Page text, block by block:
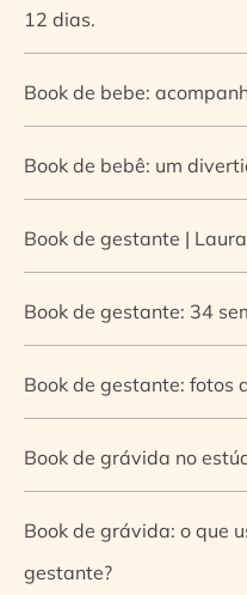
12 dias.
Book de bebe:
Book de bebê: um
Book de gestante |
Book de gestante: 34
Book de gestante: fotos
Book de grávida no
Book de grávida: o que
gestante?